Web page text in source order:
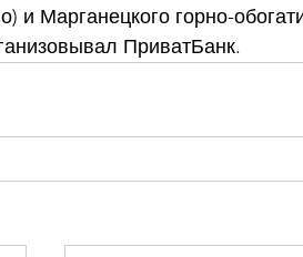
и Марганецкого горно-
ПриватБанк.